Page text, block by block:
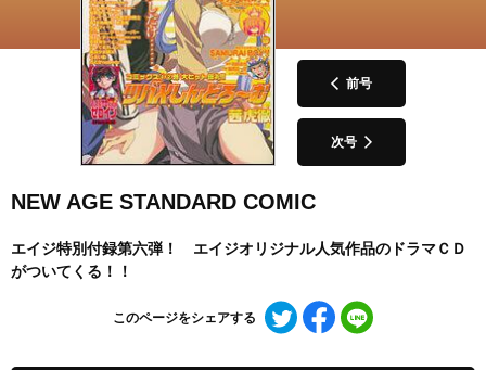
前号
次号
NEW AGE STANDARD COMIC
エイジ特別付録第六弾！ エイジオリジナル人気作品のドラマＣＤ
がついてくる！！
このページをシェアする
Twitter
で
Facebook
で
LINE